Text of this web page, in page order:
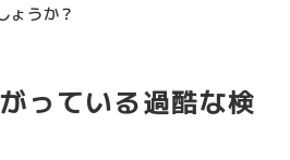
ょうか？
っている過酷な検